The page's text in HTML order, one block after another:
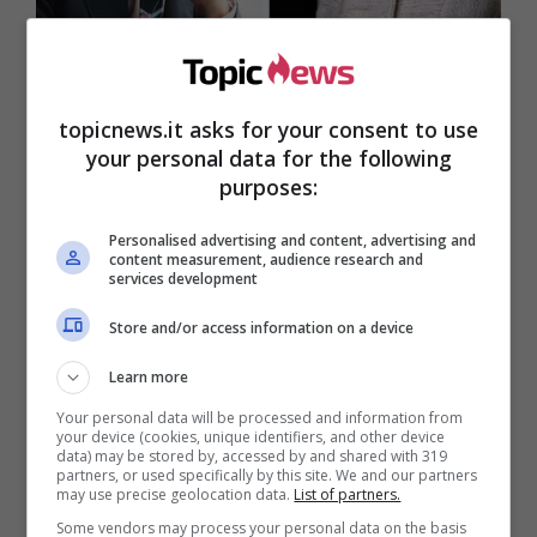
Vicissitudini che hanno avuto un peso sulla
regina Elisabetta II, che ha da poco compiuto 96
anni.Antonio Caprarica, famoso giornalista e
scrittore oltre che esperto delle vicende che
riguardano i reali britannici, è intervenuto a
topicnews.it asks for your consent to use
your personal data for the following
purposes:
Personalised advertising and content, advertising and
content measurement, audience research and
services development
Store and/or access information on a device
Learn more
Your personal data will be processed and information from
your device (cookies, unique identifiers, and other device
data) may be stored by, accessed by and shared with 319
partners, or used specifically by this site. We and our partners
may use precise geolocation data. List of partners.
Some vendors may process your personal data on the basis